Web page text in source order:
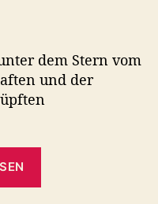
Dir
was!
dem Stern vom
und der